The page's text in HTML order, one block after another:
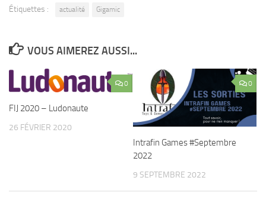
Étiquettes : actualité Gigamic
VOUS AIMEREZ AUSSI...
0
FIJ 2020 – Ludonaute
26 FÉVRIER 2020
0
Intrafin Games #Septembre
2022
9 SEPTEMBRE 2022